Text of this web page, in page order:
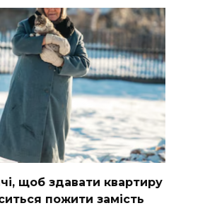
щоб здавати квартиру
пожити замість